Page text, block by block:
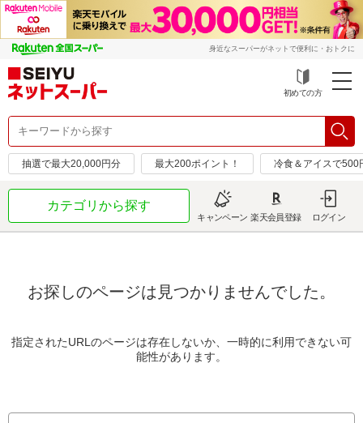
身近なスーパーがネットで便利に・おトクに
初めての方
抽選で最大20,000円分 最大200ポイント！ 冷食＆アイスで500
カテゴリから探す
キャンペーン 楽天会員登録 ログイン
お探しのページは見つかりませんでした。
指定されたURLのページは存在しないか、一時的に利用できない可
能性があります。